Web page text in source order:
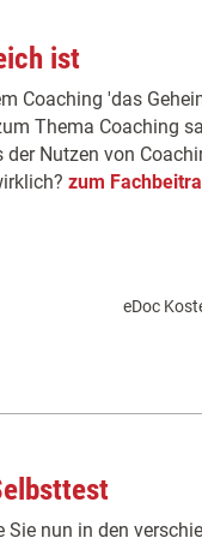
ist
Coaching 'das
Thema Coaching
Nutzen von
zum
eDoc
nun in den